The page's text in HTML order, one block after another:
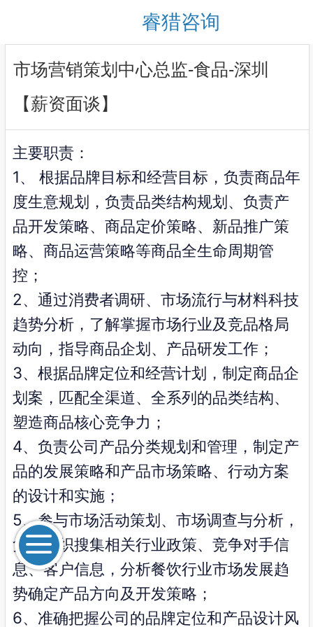
睿猎咨询
市场营销策划中心总监-食品-深圳
【薪资面谈】
主要职责：
1、 根据品牌目标和经营目标，负责商品年
度生意规划，负责品类结构规划、负责产
品开发策略、商品定价策略、新品推广策
略、商品运营策略等商品全生命周期管
控；
2、通过消费者调研、市场流行与材料科技
趋势分析，了解掌握市场行业及竞品格局
动向，指导商品企划、产品研发工作；
3、根据品牌定位和经营计划，制定商品企
划案，匹配全渠道、全系列的品类结构、
塑造商品核心竞争力；
4、负责公司产品分类规划和管理，制定产
品的发展策略和产品市场策略、行动方案
的设计和实施；
5、参与市场活动策划、市场调查与分析，
负责组织搜集相关行业政策、竞争对手信
息、客户信息，分析餐饮行业市场发展趋
势确定产品方向及开发策略；
6、准确把握公司的品牌定位和产品设计风